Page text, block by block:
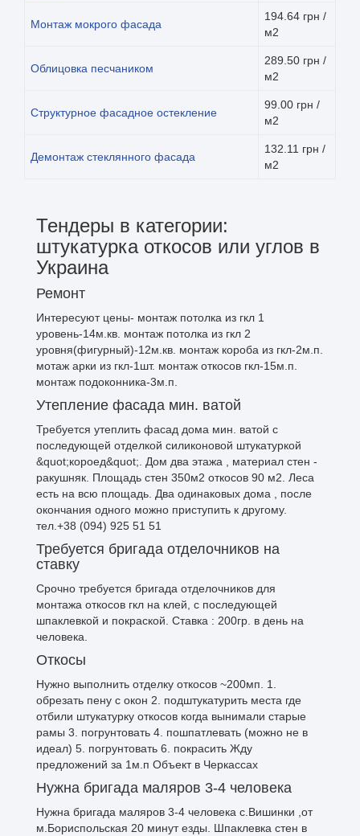
Монтаж мокрого фасада
194.64 грн /
м2
Облицовка песчаником
289.50 грн /
м2
Структурное фасадное остекление
99.00 грн /
м2
Демонтаж стеклянного фасада
132.11 грн /
м2
Тендеры в категории:
штукатурка откосов или углов в
Украина
Ремонт
Интересуют цены- монтаж потолка из гкл 1
уровень-14м.кв. монтаж потолка из гкл 2
уровня(фигурный)-12м.кв. монтаж короба из гкл-2м.п.
мотаж арки из гкл-1шт. монтаж откосов гкл-15м.п.
монтаж подоконника-3м.п.
Утепление фасада мин. ватой
Требуется утеплить фасад дома мин. ватой с
последующей отделкой силиконовой штукатуркой
&quot;короед&quot;. Дом два этажа , материал стен -
ракушняк. Площадь стен 350м2 откосов 90 м2. Леса
есть на всю площадь. Два одинаковых дома , после
окончания одного можно приступить к другому.
тел.+38 (094) 925 51 51
Требуется бригада отделочников на
ставку
Срочно требуется бригада отделочников для
монтажа откосов гкл на клей, с последующей
шпаклевкой и покраской. Ставка : 200гр. в день на
человека.
Откосы
Нужно выполнить отделку откосов ~200мп. 1.
обрезать пену с окон 2. подштукатурить места где
отбили штукатурку откосов когда вынимали старые
рамы 3. погрунтовать 4. пошпатлевать (можно не в
идеал) 5. погрунтовать 6. покрасить Жду
предложений за 1м.п Объект в Черкассах
Нужна бригада маляров 3-4 человека
Нужна бригада маляров 3-4 человека с.Вишинки ,от
м.Бориспольская 20 минут езды. Шпаклевка стен в